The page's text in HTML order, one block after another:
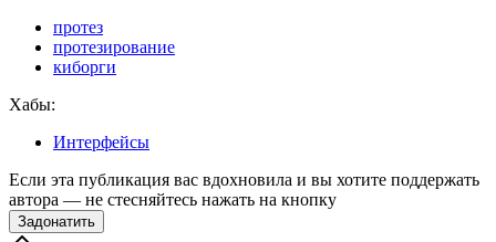
протез
протезирование
киборги
Хабы:
Интерфейсы
Если эта публикация вас вдохновила и вы хотите поддержать
автора — не стесняйтесь нажать на кнопку
Задонатить